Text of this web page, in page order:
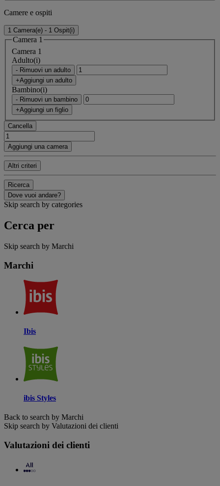
Camere e ospiti
1 Camera(e) - 1 Ospit(i)
Camera 1
Camera 1
Adulto(i)
- Rimuovi un adulto
+Aggiungi un adulto
Bambino(i)
- Rimuovi un bambino
+Aggiungi un figlio
Cancella
Aggiungi una camera
Altri criteri
Ricerca
Dove vuoi andare?
Skip search by categories
Cerca per
Skip search by Marchi
Marchi
Ibis
ibis Styles
Back to search by Marchi
Skip search by Valutazioni dei clienti
Valutazioni dei clienti